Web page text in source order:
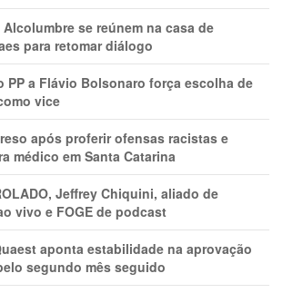
Alcolumbre se reúnem na casa de
para retomar diálogo
PP a Flávio Bolsonaro força escolha de
vice
após proferir ofensas racistas e
médico em Santa Catarina
Jeffrey Chiquini, aliado de
vivo e FOGE de podcast
aponta estabilidade na aprovação
segundo mês seguido